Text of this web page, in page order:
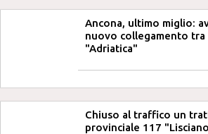
Ancona, ultimo miglio:
nuovo collegamento tra
"Adriatica"
Chiuso al traffico un
provinciale 117